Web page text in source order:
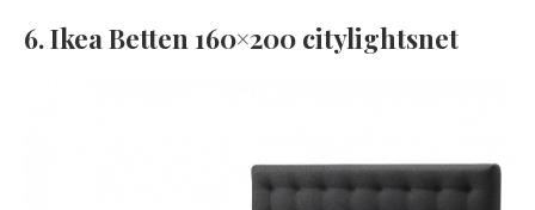
6. Ikea Betten 160×200 citylightsnet